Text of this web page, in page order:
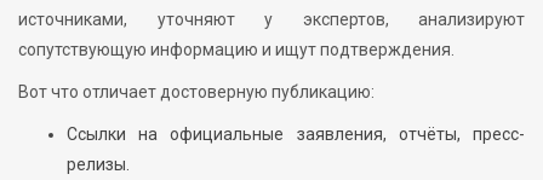
источниками, уточняют у экспертов, анализируют
сопутствующую информацию и ищут подтверждения.
Вот что отличает достоверную публикацию:
Ссылки на официальные заявления, отчёты, пресс-
релизы.